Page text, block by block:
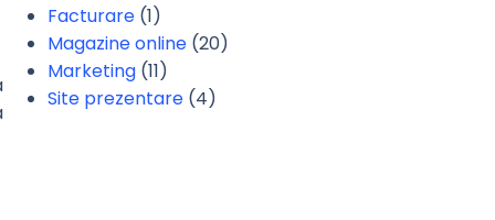
Facturare(1)
Magazine online(20)
Marketing(11)
Site prezentare(4)